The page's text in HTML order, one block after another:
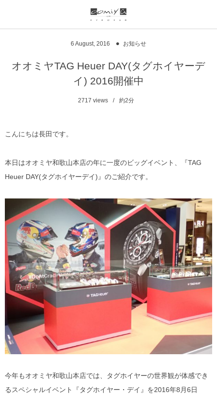
6 August 2016 お知らせ
オオミヤTAG Heuer DAY(タグホイヤーデ
イ) 2016開催中
2717 views 約2分
こんにちは長田です。
本日はオオミヤ和歌山本店の年に一度のビッグイベント、『TAG
Heuer DAY(タグホイヤーデイ)』のご紹介です。
今年もオオミヤ和歌山本店では、タグホイヤーの世界観が体感でき
るスペシャルイベント『タグホイヤー・デイ』を2016年8月6日
CHANEL
DITA
EYEVAN
EYEVAN7285
10EYEVAN
Eyevol
E5 eyevan
GUCCI